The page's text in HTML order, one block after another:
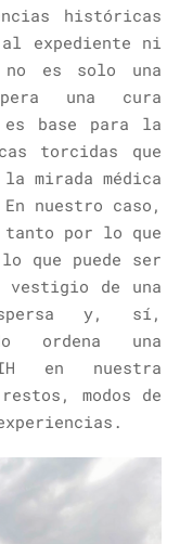
históricas
expediente ni
es solo una
una cura
base para la
torcidas que
mirada médica
nuestro caso,
tanto por lo que
que puede ser
de una
y, sí,
ordena una
en nuestra
modos de